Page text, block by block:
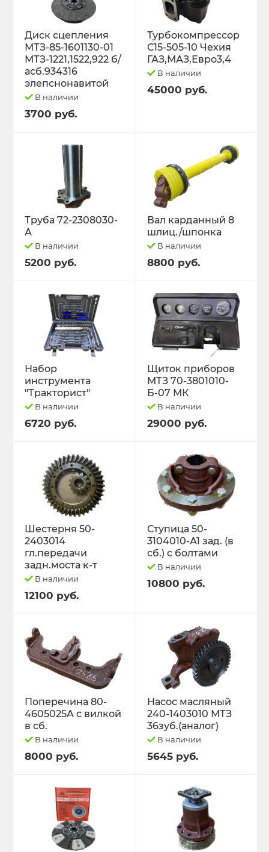
Диск сцепления
МТЗ-85-1601130-01
МТЗ-1221,1522,922 б/
асб.934316
элепснонавитой
В наличии
3700 руб.
Турбокомпрессор
С15-505-10 Чехия
ГАЗ,МАЗ,Евро3,4
В наличии
45000 руб.
Труба 72-2308030-
А
В наличии
5200 руб.
Вал карданный 8
шлиц./шпонка
В наличии
8800 руб.
Набор
инструмента
"Тракторист"
В наличии
6720 руб.
Щиток приборов
МТЗ 70-3801010-
Б-07 МК
В наличии
29000 руб.
Шестерня 50-
2403014
гл.передачи
задн.моста к-т
В наличии
12100 руб.
Ступица 50-
3104010-А1 зад. (в
сб.) с болтами
В наличии
10800 руб.
Поперечина 80-
4605025А с вилкой
в сб.
В наличии
8000 руб.
Насос масляный
240-1403010 МТЗ
36зуб.(аналог)
В наличии
5645 руб.